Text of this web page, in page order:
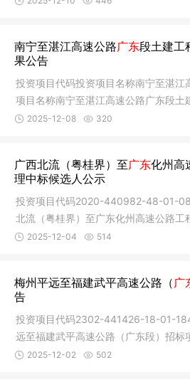
南宁至湛江高速公路广东段土建工
果公告
投资项目代码投资项目名称南宁至湛江
项目名称南宁至湛江高速公路广东段土
称南宁至
2025-12-08 320
广西北流（粤桂界）至广东化州高
理中标候选人公示
投资项目代码2020-440982-48-01-
北流（粤桂界）至广东化州高速公路工
（粤桂界）至
2025-12-04 514
梅州平远至福建武平高速公路（广
告
投资项目代码2302-441426-18-01-
远至福建武平高速公路（广东段）招标
武平高速公
2025-12-02 502